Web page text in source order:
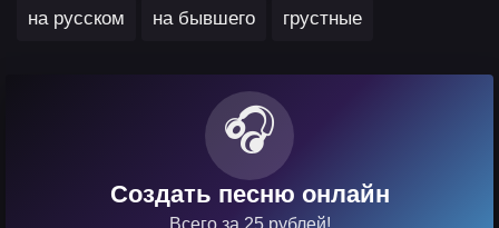
на русском
на бывшего
грустные
🎧
Создать песню онлайн
Всего за 25 рублей!